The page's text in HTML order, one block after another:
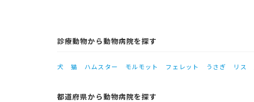
診療動物から動物病院を探す
犬 猫 ハムスター モルモット フェレット うさぎ リス
都道府県から動物病院を探す